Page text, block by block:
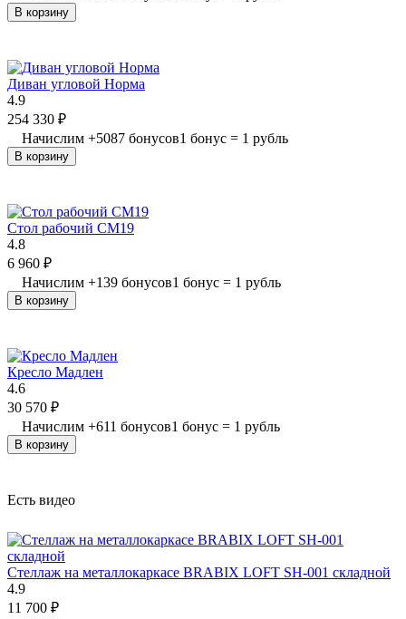
В корзину
Диван угловой Норма
4.9
254 330 ₽
Начислим +5087 бонусов1 бонус = 1 рубль
В корзину
Стол рабочий СМ19
4.8
6 960 ₽
Начислим +139 бонусов1 бонус = 1 рубль
В корзину
Кресло Мадлен
4.6
30 570 ₽
Начислим +611 бонусов1 бонус = 1 рубль
В корзину
Есть видео
Стеллаж на металлокаркасе BRABIX LOFT SH-001 складной
4.9
11 700 ₽